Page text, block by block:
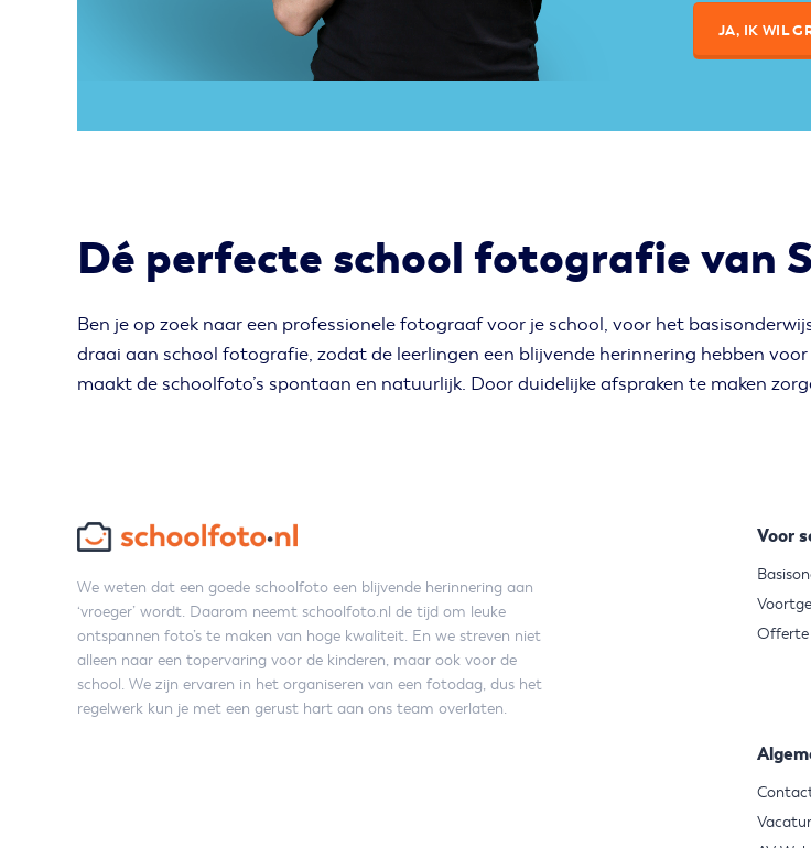
JA, IK WIL
Dé perfecte school fotografie van
Ben je op zoek naar een professionele fotograaf voor je school, voor het
draai aan school fotografie, zodat de leerlingen een blijvende herinnering hebben
maakt de schoolfoto’s spontaan en natuurlijk. Door duidelijke afspraken te maken
We weten dat een goede schoolfoto een blijvende herinnering aan
‘vroeger’ wordt. Daarom neemt schoolfoto.nl de tijd om leuke
ontspannen foto’s te maken van hoge kwaliteit. En we streven niet
alleen naar een topervaring voor de kinderen, maar ook voor de
school. We zijn ervaren in het organiseren van een fotodag, dus het
regelwerk kun je met een gerust hart aan ons team overlaten.
Voor
Offerte